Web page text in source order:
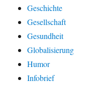
Geschichte
Gesellschaft
Gesundheit
Globalisierung
Humor
Infobrief